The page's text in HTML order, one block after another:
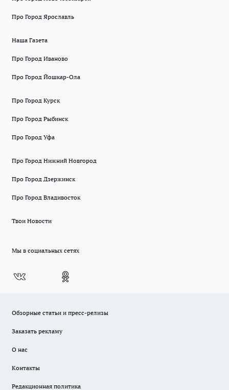
Про Город Ярославль
Наша Газета
Про Город Иваново
Про Город Йошкар-Ола
Про Город Курск
Про Город Рыбинск
Про Город Уфа
Про Город Нижний Новгород
Про Город Дзержинск
Про Город Владивосток
Твои Новости
Мы в социальных сетях
Обзорные статьи и пресс-релизы
Заказать рекламу
О нас
Контакты
Редакционная политика